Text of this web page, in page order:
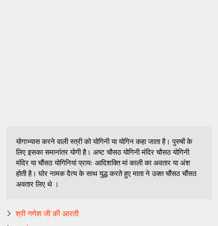
योगाभ्यास करने वाली स्त्री को योगिनी या योगिन कहा जाता है। पुरुषों के
लिए इसका समानांतर योगी है। अष्ट चौसठ योगिनी मंदिर चौसठ योगिनी
मंदिर या चौंसठ योगिनियां प्रायः आदिशक्ति मां काली का अवतार या अंश
होती है। घोर नामक दैत्य के साथ युद्ध करते हुए माता ने उक्त चौंसठ चौंसठ
अवतार लिए थे ।
श्री गणेश जी की आरती